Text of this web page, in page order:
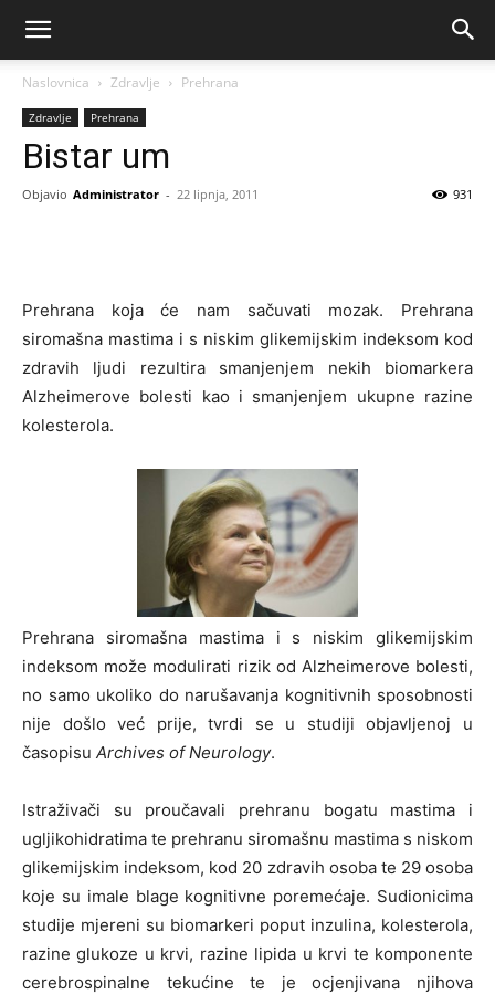
Naslovnica Zdravlje Prehrana
Zdravlje Prehrana
Bistar um
Objavio Administrator - 22 lipnja, 2011 931
Prehrana koja će nam sačuvati mozak. Prehrana
siromašna mastima i s niskim glikemijskim indeksom kod
zdravih ljudi rezultira smanjenjem nekih biomarkera
Alzheimerove bolesti kao i smanjenjem ukupne razine
kolesterola.
Prehrana siromašna mastima i s niskim glikemijskim
indeksom može modulirati rizik od Alzheimerove bolesti,
no samo ukoliko do narušavanja kognitivnih sposobnosti
nije došlo već prije, tvrdi se u studiji objavljenoj u
časopisu Archives of Neurology.
Istraživači su proučavali prehranu bogatu mastima i
ugljikohidratima te prehranu siromašnu mastima s niskom
glikemijskim indeksom, kod 20 zdravih osoba te 29 osoba
koje su imale blage kognitivne poremećaje. Sudionicima
studije mjereni su biomarkeri poput inzulina, kolesterola,
razine glukoze u krvi, razine lipida u krvi te komponente
cerebrospinalne tekućine te je ocjenjivana njihova